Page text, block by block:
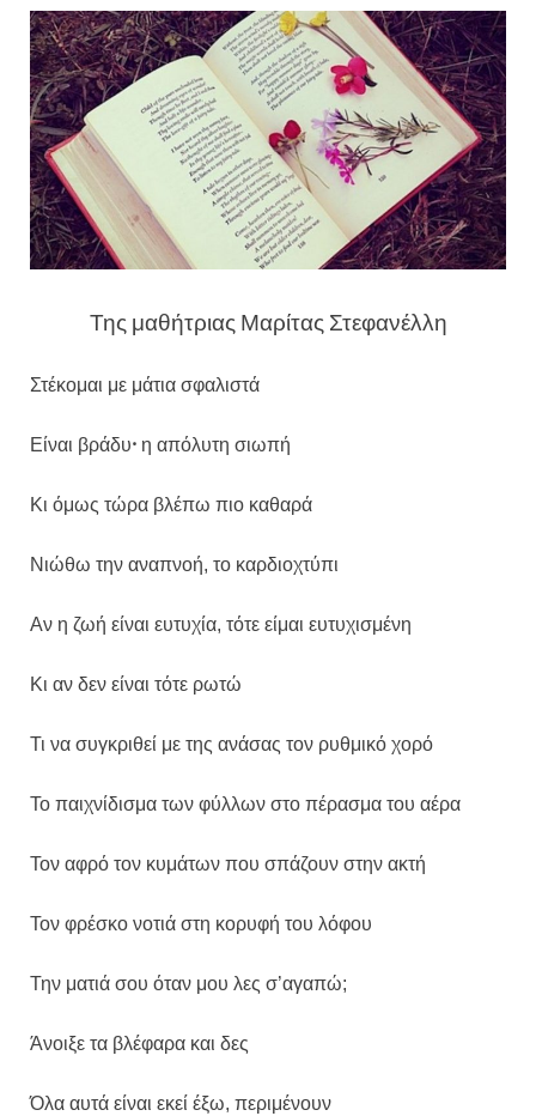
Της μαθήτριας Μαρίτας Στεφανέλλη
Στέκομαι με μάτια σφαλιστά
Είναι βράδυ⸱ η απόλυτη σιωπή
Κι όμως τώρα βλέπω πιο καθαρά
Νιώθω την αναπνοή, το καρδιοχτύπι
Αν η ζωή είναι ευτυχία, τότε είμαι ευτυχισμένη
Κι αν δεν είναι τότε ρωτώ
Τι να συγκριθεί με της ανάσας τον ρυθμικό χορό
Το παιχνίδισμα των φύλλων στο πέρασμα του αέρα
Τον αφρό τον κυμάτων που σπάζουν στην ακτή
Τον φρέσκο νοτιά στη κορυφή του λόφου
Την ματιά σου όταν μου λες σ’αγαπώ;
Άνοιξε τα βλέφαρα και δες
Όλα αυτά είναι εκεί έξω, περιμένουν